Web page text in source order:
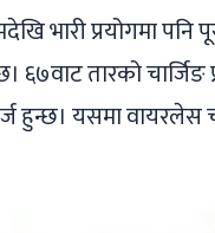
भारी प्रयोगमा
तारको चार्जिङ
हुन्छ। यसमा वायरलेस